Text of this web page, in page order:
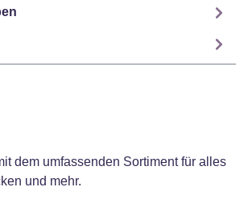
dem umfassenden Sortiment für alles
und mehr.